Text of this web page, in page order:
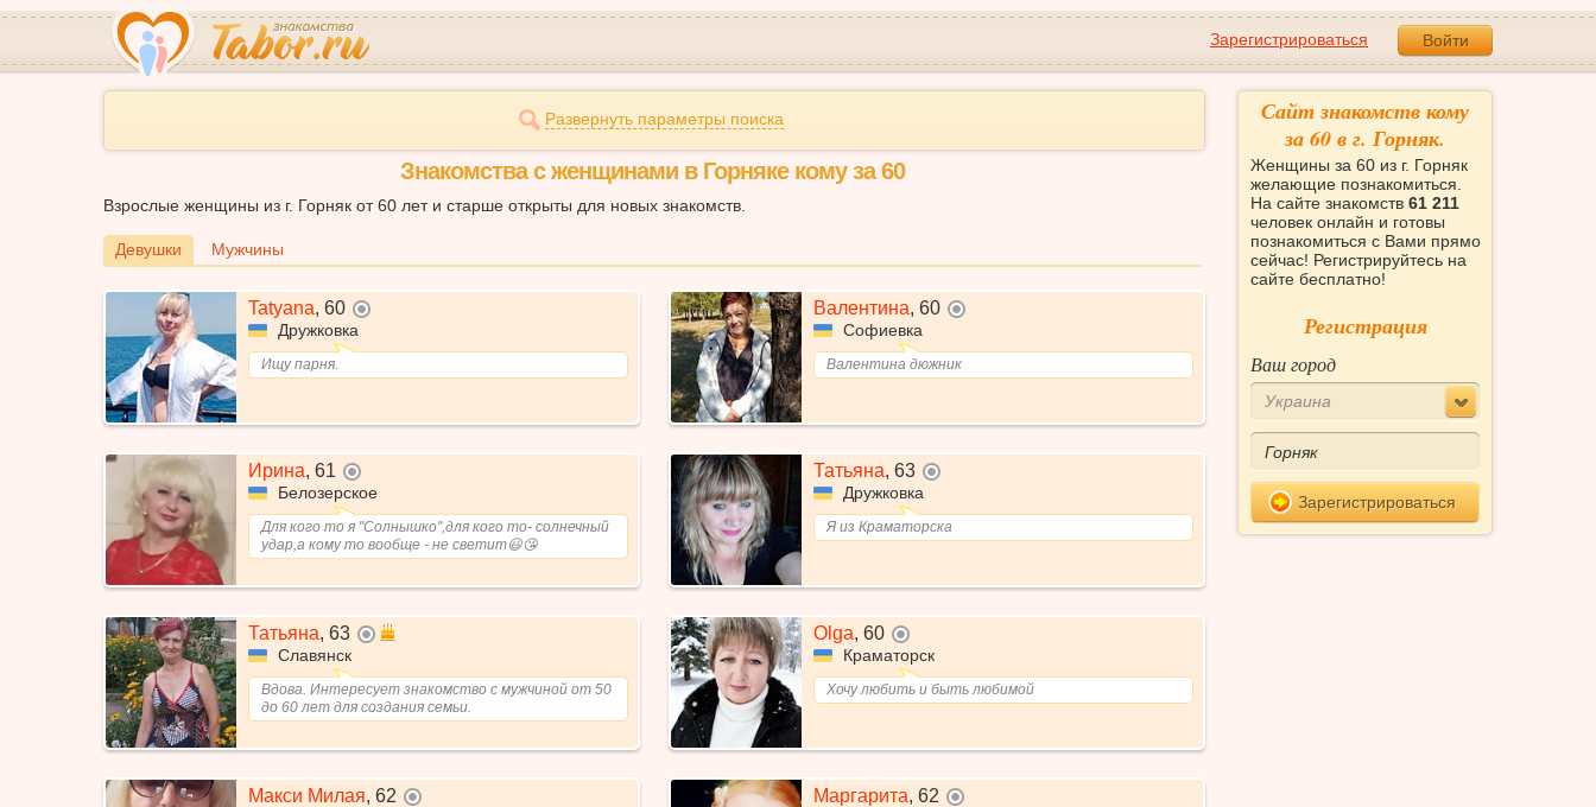
Зарегистрироваться Войти
Развернуть параметры поиска
Знакомства с женщинами в Горняке кому за 60
Взрослые женщины из г. Горняк от 60 лет и старше открыты для новых знакомств.
Девушки Мужчины
Tatyana, 60
Дружковка
Ищу парня.
Валентина, 60
Софиевка
Валентина дюжник
Ирина, 61
Белозерское
Для кого то я "Солнышко",для кого то- солнечный
удар,а кому то вообще - не светит😃😘
Татьяна, 63
Дружковка
Я из Краматорска
Татьяна, 63 не в сети
Славянск
Вдова. Интересует знакомство с мужчиной от 50
до 60 лет для создания семьи.
Olga, 60
Краматорск
Хочу любить и быть любимой
Макси Милая, 62 Маргарита, 62
Сайт знакомств кому
за 60 в г. Горняк.
Женщины за 60 из г. Горняк
желающие познакомиться.
На сайте знакомств 61 211
человек онлайн и готовы
познакомиться с Вами прямо
сейчас! Регистрируйтесь на
сайте бесплатно!
Регистрация
Ваш город
Украина
Зарегистрироваться